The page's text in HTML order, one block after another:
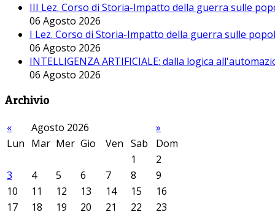
III Lez. Corso di Storia-Impatto della guerra sulle
06 Agosto 2026
I Lez. Corso di Storia-Impatto della guerra sulle
06 Agosto 2026
INTELLIGENZA ARTIFICIALE: dalla logica
06 Agosto 2026
Archivio
« Agosto 2026
»
Lun Mar Mer Gio Ven Sab
Dom
1
2
3
4 5 6 7 8
9
10
11 12 13 14 15
16
17
18 19 20 21 22
23